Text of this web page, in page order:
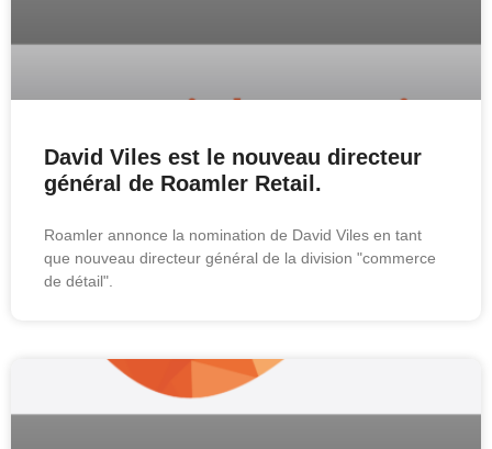
David Viles est le nouveau directeur
général de Roamler Retail.
Roamler annonce la nomination de David Viles en tant
que nouveau directeur général de la division "commerce
de détail".